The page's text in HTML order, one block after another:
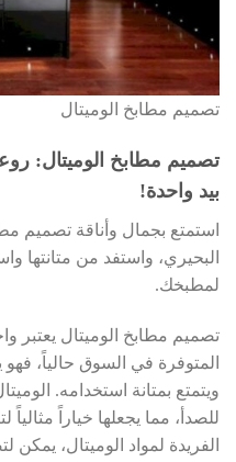
تصميم مطابخ الوميتال
تصميم مطابخ الوميتال:
بيد واحدة!
استمتع بجمال وأناقة تصميم
البحيري، واستفد من متانتها
لمطبخك.
تصميم مطابخ الوميتال يعتبر
المتوفرة في السوق حالياً، فهو
ويتمتع بمتانة استخدامه.
للصدأ، مما يجعلها خياراً
الفريدة لمواد الوميتال،